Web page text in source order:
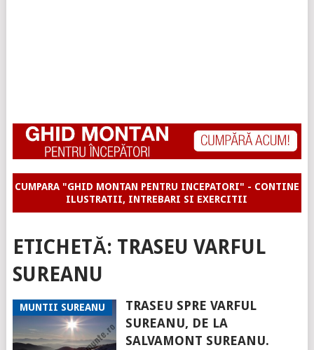
CUMPARA "GHID MONTAN PENTRU INCEPATORI" - CONTINE
ILUSTRATII, INTREBARI SI EXERCITII
ETICHETĂ: TRASEU VARFUL
SUREANU
MUNTII SUREANU
TRASEU SPRE VARFUL
SUREANU, DE LA
SALVAMONT SUREANU.